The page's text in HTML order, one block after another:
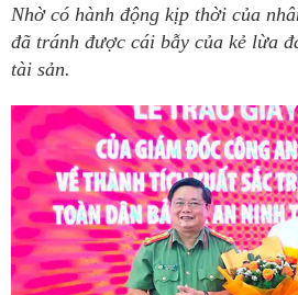
Nhờ có hành động kịp thời của
đã tránh được cái bẫy của kẻ lừa
tài sản.